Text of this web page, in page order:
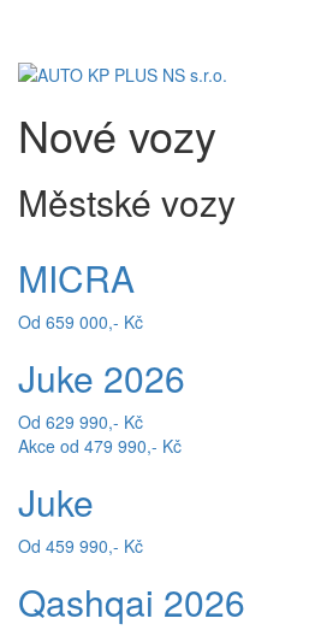
Nové vozy
Městské vozy
MICRA
Od 659 000,- Kč
Juke 2026
Od 629 990,- Kč
Akce od 479 990,- Kč
Juke
Od 459 990,- Kč
Qashqai 2026